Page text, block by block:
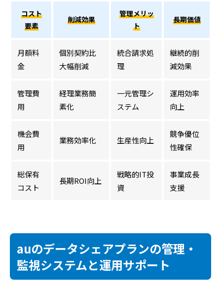
コスト
要素
削減効果
管理メリッ
ト
長期価値
月額料
金
個別契約比
大幅削減
統合請求処
理
継続的削
減効果
管理費
用
経理業務簡
素化
一元管理シ
ステム
運用効率
向上
機会費
用
業務効率化 生産性向上
競争優位
性確保
総保有
コスト
長期ROI向上
戦略的IT投
資
事業成長
支援
auのデータシェアプランの管理・
監視システムと運用サポート